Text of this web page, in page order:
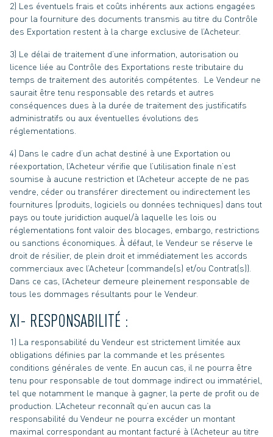
2) Les éventuels frais et coûts inhérents aux actions engagées
pour la fourniture des documents transmis au titre du Contrôle
des Exportation restent à la charge exclusive de l’Acheteur.
3) Le délai de traitement d’une information, autorisation ou
licence liée au Contrôle des Exportations reste tributaire du
temps de traitement des autorités compétentes. Le Vendeur ne
saurait être tenu responsable des retards et autres
conséquences dues à la durée de traitement des justificatifs
administratifs ou aux éventuelles évolutions des
réglementations.
4) Dans le cadre d’un achat destiné à une Exportation ou
réexportation, l’Acheteur vérifie que l’utilisation finale n’est
soumise à aucune restriction et l’Acheteur accepte de ne pas
vendre, céder ou transférer directement ou indirectement les
fournitures (produits, logiciels ou données techniques) dans tout
pays ou toute juridiction auquel/à laquelle les lois ou
réglementations font valoir des blocages, embargo, restrictions
ou sanctions économiques. À défaut, le Vendeur se réserve le
droit de résilier, de plein droit et immédiatement les accords
commerciaux avec l’Acheteur (commande(s) et/ou Contrat(s)).
Dans ce cas, l’Acheteur demeure pleinement responsable de
tous les dommages résultants pour le Vendeur.
XI- RESPONSABILITÉ :
1) La responsabilité du Vendeur est strictement limitée aux
obligations définies par la commande et les présentes
conditions générales de vente. En aucun cas, il ne pourra être
tenu pour responsable de tout dommage indirect ou immatériel,
tel que notamment le manque à gagner, la perte de profit ou de
production. L’Acheteur reconnaît qu’en aucun cas la
responsabilité du Vendeur ne pourra excéder un montant
maximal correspondant au montant facturé à l’Acheteur au titre